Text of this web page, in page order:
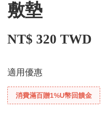
敷墊
NT$ 320 TWD
適用優惠
消費滿百贈1%U幣回饋金